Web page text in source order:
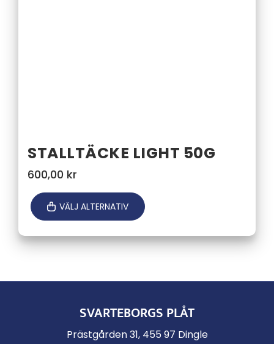
STALLTÄCKE LIGHT 50G
600,00 kr
VÄLJ ALTERNATIV
SVARTEBORGS PLÅT
Prästgården 31, 455 97 Dingle